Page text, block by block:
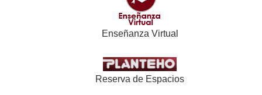
Enseñanza Virtual
Reserva de Espacios